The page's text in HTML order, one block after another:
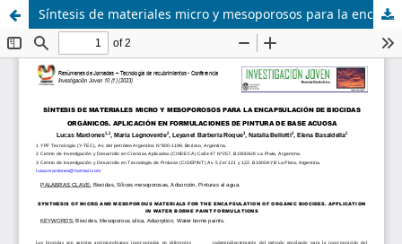
Síntesis de materiales micro y mesoporosos para la encapsulación de biocidas orgánicos